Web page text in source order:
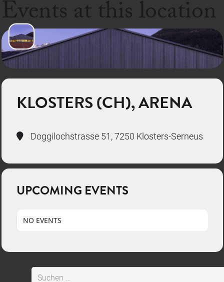
Events at this location
KLOSTERS (CH), ARENA
Doggilochstrasse 51, 7250 Klosters-Serneus
UPCOMING EVENTS
NO EVENTS
Suchen